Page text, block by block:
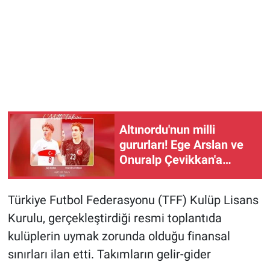
Altınordu'nun milli
gururları! Ege Arslan ve
Onuralp Çevikkan'a
Türkiye Futbol Federasyonu (TFF) Kulüp Lisans
Kurulu, gerçekleştirdiği resmi toplantıda
kulüplerin uymak zorunda olduğu finansal
sınırları ilan etti. Takımların gelir-gider